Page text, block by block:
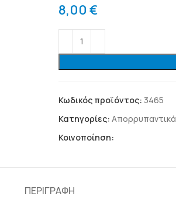
8,00 €
Κωδικός προϊόντος: 3465
Κατηγορίες: Απορρυπαντικά
Κοινοποίηση:
ΠΕΡΙΓΡΑΦΉ